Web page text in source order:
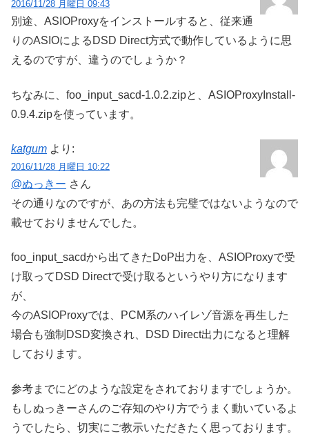
2016/11/28 月曜日 09:43
別途、ASIOProxyをインストールすると、従来通
りのASIOによるDSD Direct方式で動作しているように思
えるのですが、違うのでしょうか？
ちなみに、foo_input_sacd-1.0.2.zipと、ASIOProxyInstall-
0.9.4.zipを使っています。
katgum より:
2016/11/28 月曜日 10:22
@ぬっきー さん
その通りなのですが、あの方法も完璧ではないようなので
載せておりませんでした。
foo_input_sacdから出てきたDoP出力を、ASIOProxyで受
け取ってDSD Directで受け取るというやり方になります
が、
今のASIOProxyでは、PCM系のハイレゾ音源を再生した
場合も強制DSD変換され、DSD Direct出力になると理解
しております。
参考までにどのような設定をされておりますでしょうか。
もしぬっきーさんのご存知のやり方でうまく動いているよ
うでしたら、切実にご教示いただきたく思っております。